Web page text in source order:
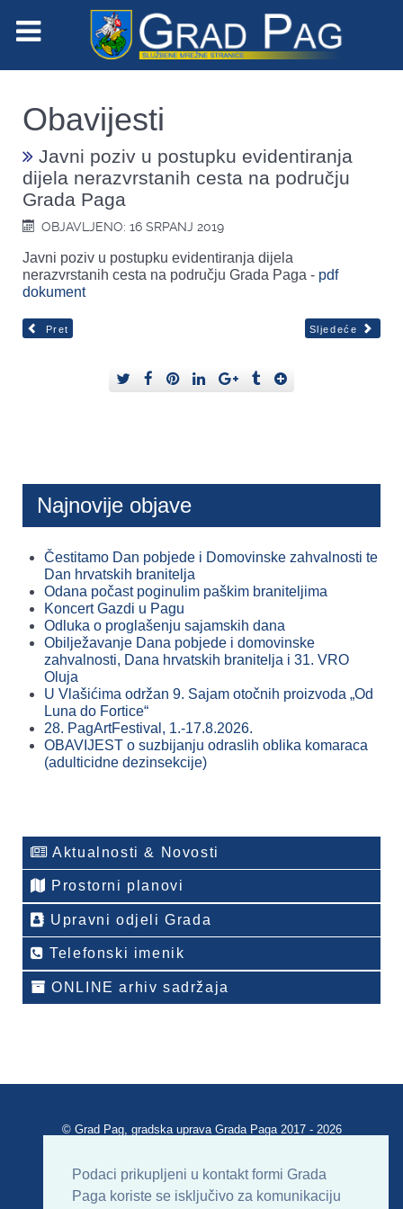
Podaci prikupljeni u kontakt formi Grada
Paga koriste se isključivo za komunikaciju
Obavijesti
Javni poziv u postupku evidentiranja
dijela nerazvrstanih cesta na području
Grada Paga
OBJAVLJENO: 16 SRPANJ 2019
Javni poziv u postupku evidentiranja dijela
nerazvrstanih cesta na području Grada Paga - pdf
dokument
Pret Sljedeće
Najnovije objave
Čestitamo Dan pobjede i Domovinske zahvalnosti te
Dan hrvatskih branitelja
Odana počast poginulim paškim braniteljima
Koncert Gazdi u Pagu
Odluka o proglašenju sajamskih dana
Obilježavanje Dana pobjede i domovinske
zahvalnosti, Dana hrvatskih branitelja i 31. VRO
Oluja
U Vlašićima održan 9. Sajam otočnih proizvoda „Od
Luna do Fortice“
28. PagArtFestival, 1.-17.8.2026.
OBAVIJEST o suzbijanju odraslih oblika komaraca
(adulticidne dezinsekcije)
Aktualnosti & Novosti
Prostorni planovi
Upravni odjeli Grada
Telefonski imenik
ONLINE arhiv sadržaja
© Grad Pag, gradska uprava Grada Paga 2017 - 2026